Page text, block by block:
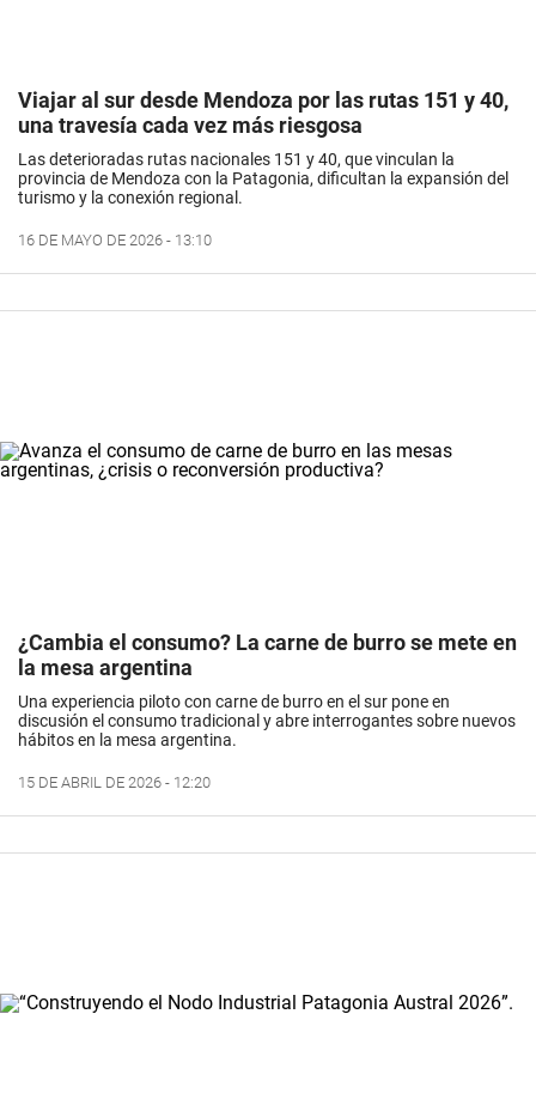
Viajar al sur desde Mendoza por las rutas 151 y 40,
una travesía cada vez más riesgosa
Las deterioradas rutas nacionales 151 y 40, que vinculan la
provincia de Mendoza con la Patagonia, dificultan la expansión del
turismo y la conexión regional.
16 DE MAYO DE 2026 - 13:10
¿Cambia el consumo? La carne de burro se mete en
la mesa argentina
Una experiencia piloto con carne de burro en el sur pone en
discusión el consumo tradicional y abre interrogantes sobre nuevos
hábitos en la mesa argentina.
15 DE ABRIL DE 2026 - 12:20